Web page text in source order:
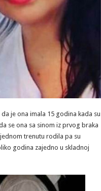
je ona imala 15 godina kada su
se ona sa sinom iz prvog braka
trenutu rodila pa su
godina zajedno u skladnoj